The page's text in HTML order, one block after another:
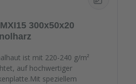
300x50x20
ist mit 220-240 g/m²
auf hochwertiger
speziellem